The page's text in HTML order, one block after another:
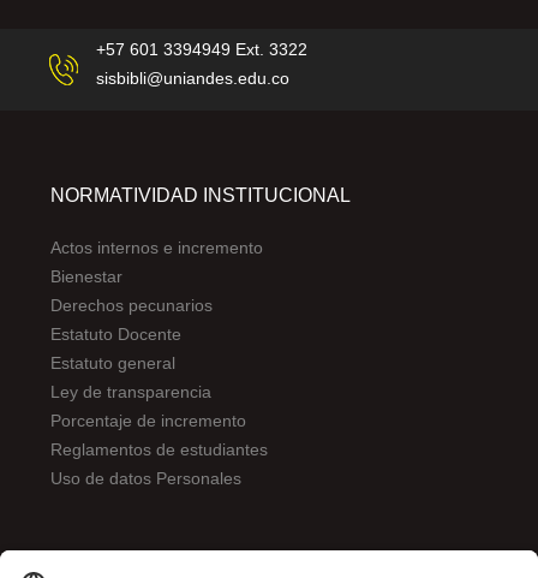
+57 601 3394949 Ext. 3322
sisbibli@uniandes.edu.co
NORMATIVIDAD INSTITUCIONAL
Actos internos e incremento
Bienestar
Derechos pecunarios
Estatuto Docente
Estatuto general
Ley de transparencia
Porcentaje de incremento
Reglamentos de estudiantes
Uso de datos Personales